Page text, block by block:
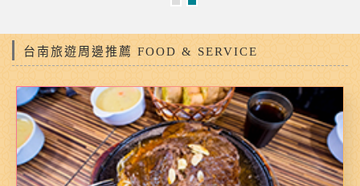
台南旅遊周邊推薦 FOOD & SERVICE